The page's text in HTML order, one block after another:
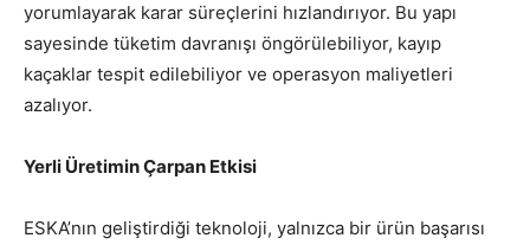
yorumlayarak karar süreçlerini hızlandırıyor. Bu yapı
sayesinde tüketim davranışı öngörülebiliyor, kayıp
kaçaklar tespit edilebiliyor ve operasyon maliyetleri
azalıyor.
Yerli Üretimin Çarpan Etkisi
ESKA’nın geliştirdiği teknoloji, yalnızca bir ürün başarısı